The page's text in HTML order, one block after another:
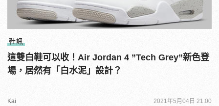
鞋訊
這雙白鞋可以收！Air Jordan 4 ”Tech Grey”新色登
場，居然有「白水泥」設計？
Kai 2021年5月04日 21:00